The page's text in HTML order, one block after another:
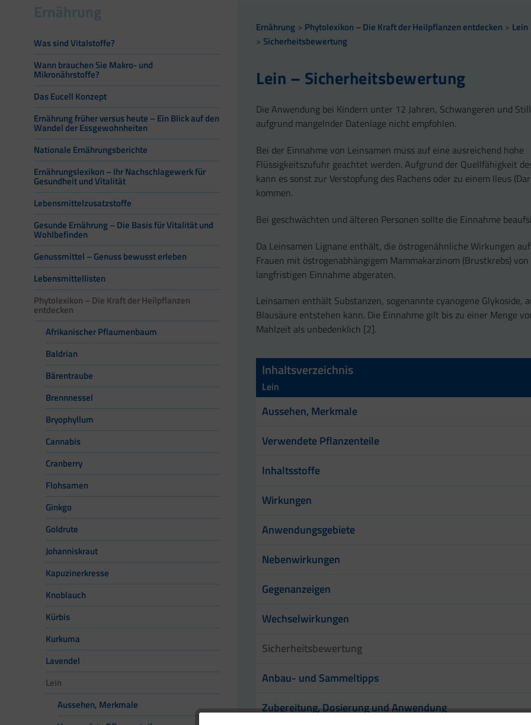
Ernährung
Was sind Vitalstoffe?
Wann brauchen Sie Makro- und
Mikronährstoffe?
Das Eucell Konzept
Ernährung früher versus heute – Ein Blick auf den
Wandel der Essgewohnheiten
Nationale Ernährungsberichte
Ernährungslexikon – Ihr Nachschlagewerk für
Gesundheit und Vitalität
Lebensmittelzusatzstoffe
Gesunde Ernährung – Die Basis für Vitalität und
Wohlbefinden
Genussmittel – Genuss bewusst erleben
Lebensmittellisten
Phytolexikon – Die Kraft der Heilpflanzen
entdecken
Afrikanischer Pflaumenbaum
Baldrian
Bärentraube
Brennnessel
Bryophyllum
Cannabis
Cranberry
Flohsamen
Ginkgo
Goldrute
Johanniskraut
Kapuzinerkresse
Knoblauch
Kürbis
Kurkuma
Lavendel
Lein
Aussehen, Merkmale
Ernährung Phytolexikon – Die Kraft der Heilpflanzen entdecken
Lein
Sicherheitsbewertung
Lein – Sicherheitsbewertung
Die Anwendung bei Kindern unter 12 Jahren, Schwangeren und
aufgrund mangelnder Datenlage nicht empfohlen.
Bei der Einnahme von Leinsamen muss auf eine ausreichend hohe
Flüssigkeitszufuhr geachtet werden. Aufgrund der Quellfähigkeit
kann es sonst zur Verstopfung des Rachens oder zu einem Ileus
kommen.
Bei geschwächten und älteren Personen sollte die Einnahme
Da Leinsamen Lignane enthält, die östrogenähnliche Wirkungen
Frauen mit östrogenabhängigem Mammakarzinom (Brustkrebs)
langfristigen Einnahme abgeraten.
Leinsamen enthält Substanzen, sogenannte cyanogene Glykoside,
Blausäure entstehen kann. Die Einnahme gilt bis zu einer Menge
Mahlzeit als unbedenklich [2].
Inhaltsverzeichnis
Lein
Aussehen, Merkmale
Verwendete Pflanzenteile
Inhaltsstoffe
Wirkungen
Anwendungsgebiete
Nebenwirkungen
Gegenanzeigen
Wechselwirkungen
Sicherheitsbewertung
Anbau- und Sammeltipps
Zubereitung, Dosierung und Anwendung